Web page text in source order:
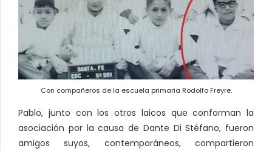
Con compañeros de la escuela primaria Rodolfo Freyre.
Pablo, junto con los otros laicos que conforman la
asociación por la causa de Dante Di Stéfano, fueron
amigos suyos, contemporáneos, compartieron